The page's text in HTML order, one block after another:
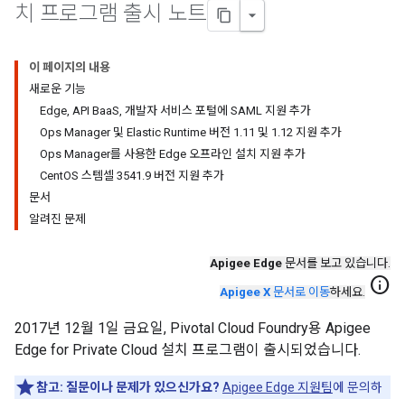
치 프로그램 출시 노트
이 페이지의 내용
새로운 기능
Edge, API BaaS, 개발자 서비스 포털에 SAML 지원 추가
Ops Manager 및 Elastic Runtime 버전 1.11 및 1.12 지원 추가
Ops Manager를 사용한 Edge 오프라인 설치 지원 추가
CentOS 스템셀 3541.9 버전 지원 추가
문서
알려진 문제
Apigee Edge 문서를 보고 있습니다.
Apigee X 문서로 이동하세요. info
2017년 12월 1일 금요일, Pivotal Cloud Foundry용 Apigee
Edge for Private Cloud 설치 프로그램이 출시되었습니다.
참고: 질문이나 문제가 있으신가요? Apigee Edge 지원팀에 문의하